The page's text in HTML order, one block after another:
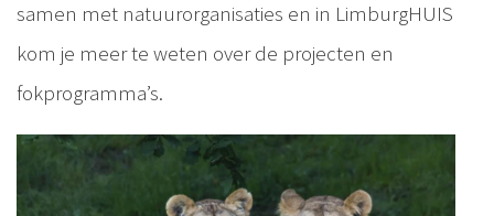
samen met natuurorganisaties en in LimburgHUIS
kom je meer te weten over de projecten en
fokprogramma’s.